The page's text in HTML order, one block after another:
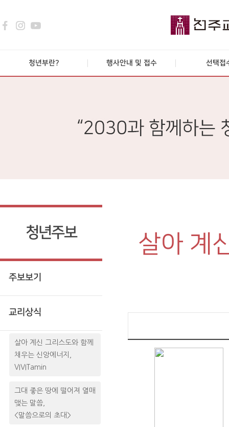
청년부란? 행사안내 및 접수 선택접
청년주보
주보보기
교리상식
살아 계신 그리스도와 함께
채우는 신앙에너지,
VIVITamin
그대 좋은 땅에 떨어져 열매
맺는 말씀,
<말씀으로의 초대>
살아 계